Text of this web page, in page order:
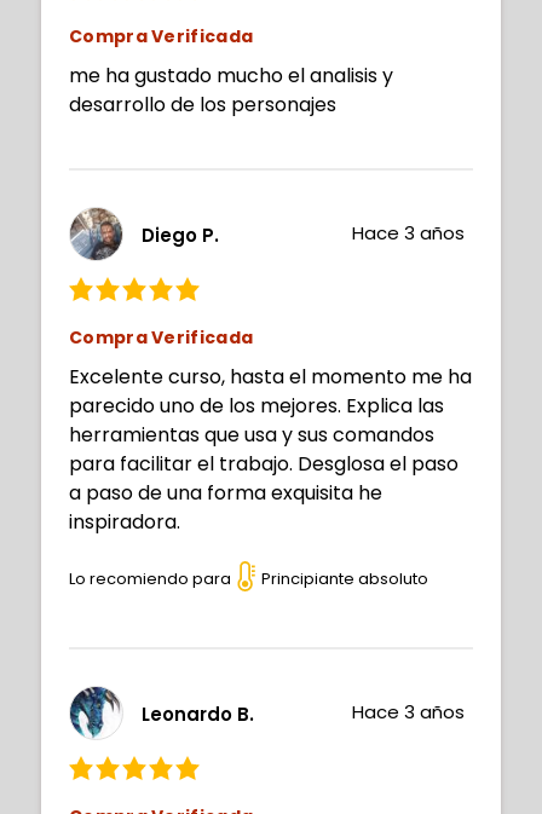
Compra Verificada
me ha gustado mucho el analisis y
desarrollo de los personajes
Diego P. Hace 3 años
Compra Verificada
Excelente curso, hasta el momento me ha
parecido uno de los mejores. Explica las
herramientas que usa y sus comandos
para facilitar el trabajo. Desglosa el paso
a paso de una forma exquisita he
inspiradora.
Lo recomiendo para Principiante absoluto
Leonardo B. Hace 3 años